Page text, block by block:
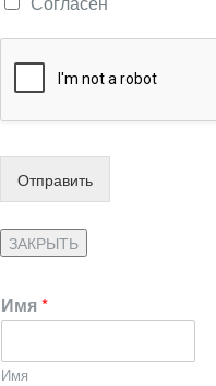
Отправить
ЗАКРЫТЬ
Имя*
Имя